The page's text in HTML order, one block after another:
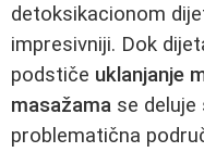
detoksikacionom
impresivniji. Dok
podstiče uklanjanje
masažama se deluje
problematična